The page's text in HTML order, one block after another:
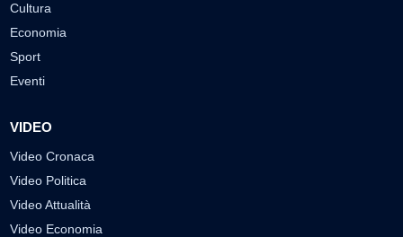
Cultura
Economia
Sport
Eventi
VIDEO
Video Cronaca
Video Politica
Video Attualità
Video Economia